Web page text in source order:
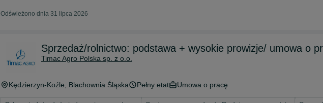
Odświeżono dnia 31 lipca 2026
Sprzedaż/rolnictwo: podstawa + wysokie prowizje/ umowa o
Timac Agro Polska sp. z o.o.
Kędzierzyn-Koźle , Blachownia Śląska Pełny etat Umowa o pracę